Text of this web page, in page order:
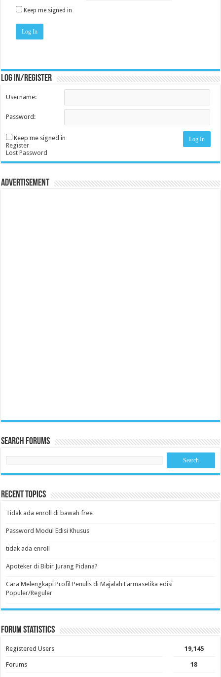
Keep me signed in
Log In
Log in/register
Username:
Password:
Keep me signed in Log In
Register
Lost Password
Advertisement
Search Forums
Recent Topics
Tidak ada enroll di bawah free
Password Modul Edisi Khusus
tidak ada enroll
Apoteker di Bibir Jurang Pidana?
Cara Melengkapi Profil Penulis di Majalah Farmasetika edisi
Populer/Reguler
Forum Statistics
Registered Users 19,145
Forums 18